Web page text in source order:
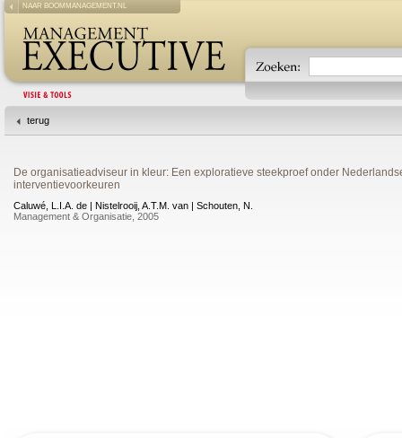
NAAR BOOMMANAGEMENT.NL
terug
De organisatieadviseur in kleur: Een exploratieve steekproef onder
interventievoorkeuren
Caluwé, L.I.A. de | Nistelrooij, A.T.M. van | Schouten, N.
Management & Organisatie, 2005